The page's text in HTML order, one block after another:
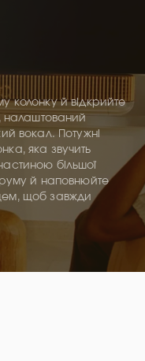
колонку й відкрийте
налаштований
вокал. Потужні
яка звучить
більшої
й наповнюйте
щоб завжди